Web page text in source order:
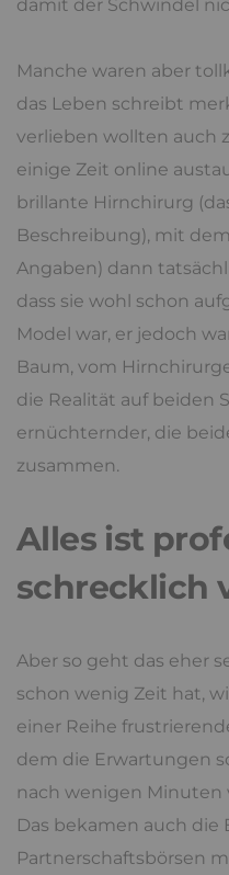
damit der Schwindel
Manche waren aber
das Leben schreibt
verlieben wollten auch
einige Zeit online
brillante Hirnchirurg
Beschreibung), mit
Angaben) dann
dass sie wohl schon
Model war, er jedoch
Baum, vom
die Realität auf beiden
ernüchternder, die
zusammen.
Alles ist
schrecklich
Aber so geht das eher
schon wenig Zeit hat,
einer Reihe
dem die Erwartungen
nach wenigen
Das bekamen auch die
Partnerschaftsbörsen